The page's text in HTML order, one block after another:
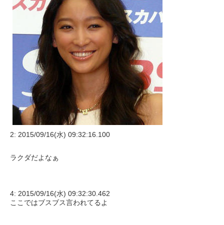
2: 2015/09/16(水) 09:32:16.100
ラクダだよなぁ
4: 2015/09/16(水) 09:32:30.462
ここではブスブス言われてるよ